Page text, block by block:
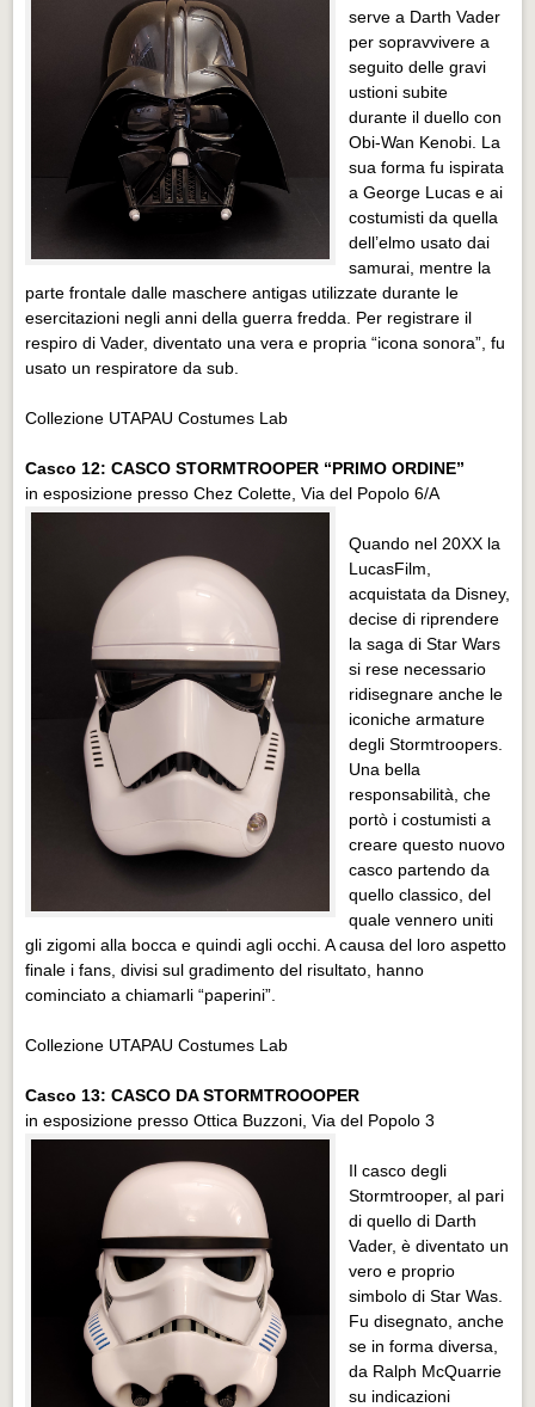
serve a Darth Vader
per sopravvivere a
seguito delle gravi
ustioni subite
durante il duello con
Obi-Wan Kenobi. La
sua forma fu ispirata
a George Lucas e ai
costumisti da quella
dell’elmo usato dai
samurai, mentre la
parte frontale dalle maschere antigas utilizzate durante le
esercitazioni negli anni della guerra fredda. Per registrare il
respiro di Vader, diventato una vera e propria “icona sonora”, fu
usato un respiratore da sub.
Collezione UTAPAU Costumes Lab
Casco 12: CASCO STORMTROOPER “PRIMO ORDINE”
in esposizione presso Chez Colette, Via del Popolo 6/A
Quando nel 20XX la
LucasFilm,
acquistata da Disney,
decise di riprendere
la saga di Star Wars
si rese necessario
ridisegnare anche le
iconiche armature
degli Stormtroopers.
Una bella
responsabilità, che
portò i costumisti a
creare questo nuovo
casco partendo da
quello classico, del
quale vennero uniti
gli zigomi alla bocca e quindi agli occhi. A causa del loro aspetto
finale i fans, divisi sul gradimento del risultato, hanno
cominciato a chiamarli “paperini”.
Collezione UTAPAU Costumes Lab
Casco 13: CASCO DA STORMTROOOPER
in esposizione presso Ottica Buzzoni, Via del Popolo 3
Il casco degli
Stormtrooper, al pari
di quello di Darth
Vader, è diventato un
vero e proprio
simbolo di Star Was.
Fu disegnato, anche
se in forma diversa,
da Ralph McQuarrie
su indicazioni